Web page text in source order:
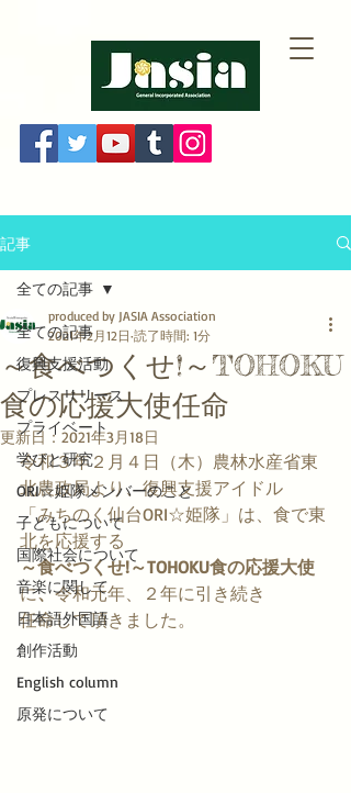
記事
全ての記事
復興支援活動
プレスリリース
プライベート
学びと研究
ORI☆姫隊メンバーのこと
子どもについて
国際社会について
音楽に関して
日本語外国語
創作活動
English column
原発について
全ての記事
～食べつくせ!～TOHOKU
食の応援大使任命
produced by JASIA Association
2021年2月12日 読了時間: 1分
更新日： 2021年3月18日
令和３年２月４日（木）農林水産省東
北農政局より、復興支援アイドル
「みちのく仙台ORI☆姫隊」は、食で東
北を応援する
～食べつくせ!～TOHOKU食の応援大使
に、令和元年、２年に引き続き
任命して頂きました。